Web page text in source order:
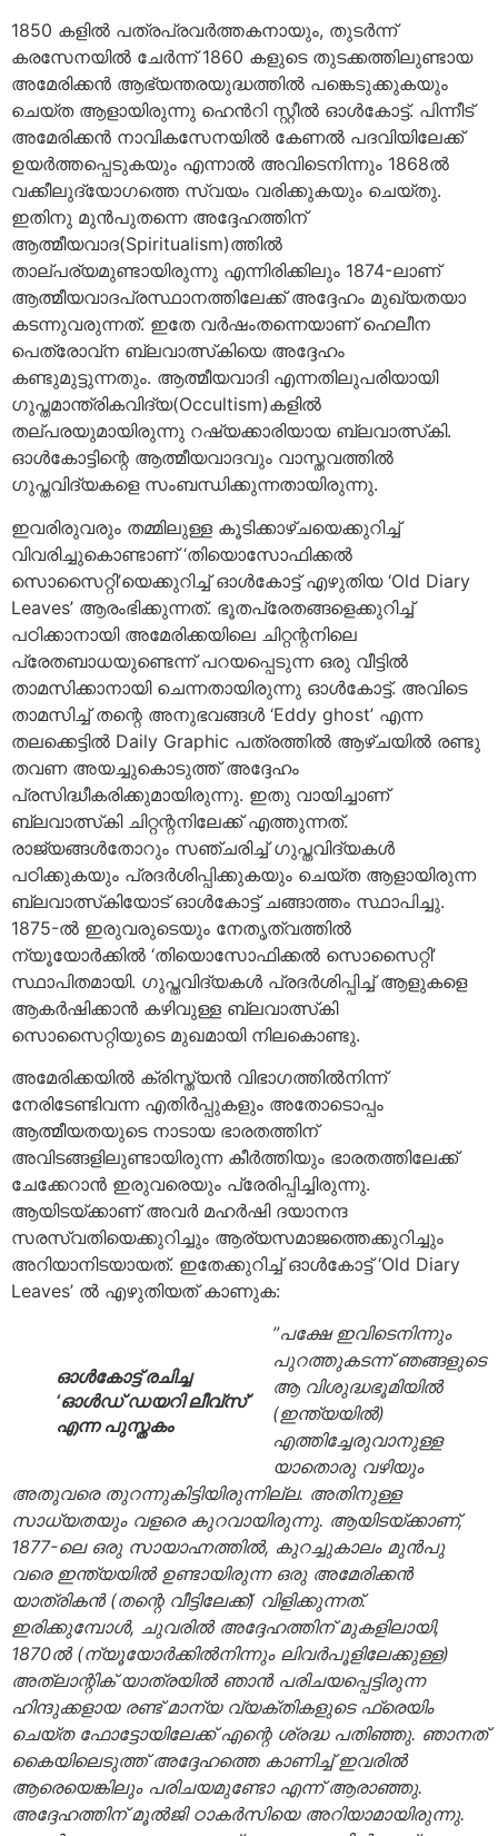
1850 കളില്‍ പത്രപ്രവര്‍ത്തകനായും, തുടര്‍ന്ന്
കരസേനയില്‍ ചേര്‍ന്ന് 1860 കളുടെ തുടക്കത്തിലുണ്ടായ
അമേരിക്കന്‍ ആഭ്യന്തരയുദ്ധത്തില്‍ പങ്കെടുക്കുകയും
ചെയ്ത ആളായിരുന്നു ഹെൻറി സ്റ്റീല്‍ ഓള്‍കോട്ട്. പിന്നീട്
അമേരിക്കന്‍ നാവികസേനയില്‍ കേണല്‍ പദവിയിലേക്ക്
ഉയര്‍ത്തപ്പെടുകയും എന്നാല്‍ അവിടെനിന്നും 1868ല്‍
വക്കീലുദ്യോഗത്തെ സ്വയം വരിക്കുകയും ചെയ്തു.
ഇതിനു മുന്‍പുതന്നെ അദ്ദേഹത്തിന്
ആത്മീയവാദ(Spiritualism)ത്തില്‍
താല്പര്യമുണ്ടായിരുന്നു എന്നിരിക്കിലും 1874-ലാണ്
ആത്മീയവാദപ്രസ്ഥാനത്തിലേക്ക് അദ്ദേഹം മുഖ്യതയാ
കടന്നുവരുന്നത്. ഇതേ വര്‍ഷംതന്നെയാണ് ഹെലീന
പെത്രോവ്‌ന ബ്ലവാത്സ്‌കിയെ അദ്ദേഹം
കണ്ടുമുട്ടുന്നതും. ആത്മീയവാദി എന്നതിലുപരിയായി
ഗുപ്തമാന്ത്രികവിദ്യ(Occultism)കളില്‍
തല്പരയുമായിരുന്നു റഷ്യക്കാരിയായ ബ്ലവാത്സ്‌കി.
ഓൾകോട്ടിന്റെ ആത്മീയവാദവും വാസ്തവത്തില്‍
ഗുപ്തവിദ്യകളെ സംബന്ധിക്കുന്നതായിരുന്നു.
ഇവരിരുവരും തമ്മിലുള്ള കൂടിക്കാഴ്ചയെക്കുറിച്ച്
വിവരിച്ചുകൊണ്ടാണ് ‘തിയൊസോഫിക്കല്‍
സൊസൈറ്റി’യെക്കുറിച്ച് ഓള്‍കോട്ട് എഴുതിയ ‘Old Diary
Leaves’ ആരംഭിക്കുന്നത്. ഭൂതപ്രേതങ്ങളെക്കുറിച്ച്
പഠിക്കാനായി അമേരിക്കയിലെ ചിറ്റന്റനിലെ
പ്രേതബാധയുണ്ടെന്ന് പറയപ്പെടുന്ന ഒരു വീട്ടില്‍
താമസിക്കാനായി ചെന്നതായിരുന്നു ഓള്‍കോട്ട്. അവിടെ
താമസിച്ച് തന്റെ അനുഭവങ്ങള്‍ ‘Eddy ghost’ എന്ന
തലക്കെട്ടില്‍ Daily Graphic പത്രത്തില്‍ ആഴ്ചയില്‍ രണ്ടു
തവണ അയച്ചുകൊടുത്ത് അദ്ദേഹം
പ്രസിദ്ധീകരിക്കുമായിരുന്നു. ഇതു വായിച്ചാണ്
ബ്ലവാത്സ്‌കി ചിറ്റന്റനിലേക്ക് എത്തുന്നത്.
രാജ്യങ്ങള്‍തോറും സഞ്ചരിച്ച് ഗുപ്തവിദ്യകള്‍
പഠിക്കുകയും പ്രദര്‍ശിപ്പിക്കുകയും ചെയ്ത ആളായിരുന്ന
ബ്ലവാത്സ്‌കിയോട് ഓള്‍കോട്ട് ചങ്ങാത്തം സ്ഥാപിച്ചു.
1875-ല്‍ ഇരുവരുടെയും നേതൃത്വത്തില്‍
ന്യൂയോര്‍ക്കില്‍ ‘തിയൊസോഫിക്കല്‍ സൊസൈറ്റി’
സ്ഥാപിതമായി. ഗുപ്തവിദ്യകള്‍ പ്രദര്‍ശിപ്പിച്ച് ആളുകളെ
ആകര്‍ഷിക്കാന്‍ കഴിവുള്ള ബ്ലവാത്സ്‌കി
സൊസൈറ്റിയുടെ മുഖമായി നിലകൊണ്ടു.
അമേരിക്കയില്‍ ക്രിസ്ത്യന്‍ വിഭാഗത്തില്‍നിന്ന്
നേരിടേണ്ടിവന്ന എതിര്‍പ്പുകളും അതോടൊപ്പം
ആത്മീയതയുടെ നാടായ ഭാരതത്തിന്
അവിടങ്ങളിലുണ്ടായിരുന്ന കീര്‍ത്തിയും ഭാരതത്തിലേക്ക്
ചേക്കേറാന്‍ ഇരുവരെയും പ്രേരിപ്പിച്ചിരുന്നു.
ആയിടയ്ക്കാണ് അവര്‍ മഹര്‍ഷി ദയാനന്ദ
സരസ്വതിയെക്കുറിച്ചും ആര്യസമാജത്തെക്കുറിച്ചും
അറിയാനിടയായത്. ഇതേക്കുറിച്ച് ഓള്‍കോട്ട് ‘Old Diary
Leaves’ ല്‍ എഴുതിയത് കാണുക:
ഓൾകോട്ട് രചിച്ച
‘ഓൾഡ് ഡയറി ലീവ്സ്’
എന്ന പുസ്തകം
”പക്ഷേ ഇവിടെനിന്നും
പുറത്തുകടന്ന് ഞങ്ങളുടെ
ആ വിശുദ്ധഭൂമിയില്‍
(ഇന്ത്യയില്‍)
എത്തിച്ചേരുവാനുള്ള
യാതൊരു വഴിയും
അതുവരെ തുറന്നുകിട്ടിയിരുന്നില്ല. അതിനുള്ള
സാധ്യതയും വളരെ കുറവായിരുന്നു. ആയിടയ്ക്കാണ്,
1877-ലെ ഒരു സായാഹ്നത്തില്‍, കുറച്ചുകാലം മുന്‍പു
വരെ ഇന്ത്യയില്‍ ഉണ്ടായിരുന്ന ഒരു അമേരിക്കന്‍
യാത്രികന്‍ (തന്റെ വീട്ടിലേക്ക്) വിളിക്കുന്നത്.
ഇരിക്കുമ്പോള്‍, ചുവരില്‍ അദ്ദേഹത്തിന് മുകളിലായി,
1870ല്‍ (ന്യൂയോര്‍ക്കില്‍നിന്നും ലിവര്‍പൂളിലേക്കുള്ള)
അത്‌ലാന്റിക് യാത്രയില്‍ ഞാന്‍ പരിചയപ്പെട്ടിരുന്ന
ഹിന്ദുക്കളായ രണ്ട് മാന്യ വ്യക്തികളുടെ ഫ്രെയിം
ചെയ്ത ഫോട്ടോയിലേക്ക് എന്റെ ശ്രദ്ധ പതിഞ്ഞു. ഞാനത്
കൈയിലെടുത്ത് അദ്ദേഹത്തെ കാണിച്ച് ഇവരില്‍
ആരെയെങ്കിലും പരിചയമുണ്ടോ എന്ന് ആരാഞ്ഞു.
അദ്ദേഹത്തിന് മൂല്‍ജി ഠാകര്‍സിയെ അറിയാമായിരുന്നു.